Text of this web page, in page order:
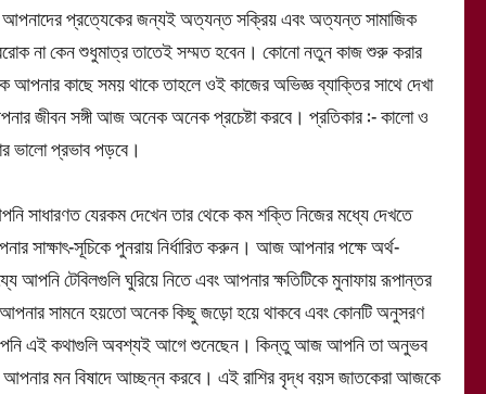
আপনাদের প্রত্যেকের জন্যই অত্যন্ত সক্রিয় এবং অত্যন্ত সামাজিক
না কেন শুধুমাত্র তাতেই সম্মত হবেন। কোনো নতুন কাজ শুরু করার
কাছে সময় থাকে তাহলে ওই কাজের অভিজ্ঞ ব্যাক্তির সাথে দেখা
জীবন সঙ্গী আজ অনেক অনেক প্রচেষ্টা করবে। প্রতিকার :- কালো ও
ভালো প্রভাব পড়বে।
যেরকম দেখেন তার থেকে কম শক্তি নিজের মধ্যে দেখতে
সাক্ষাৎ-সূচিকে পুনরায় নির্ধারিত করুন। আজ আপনার পক্ষে অর্থ-
আপনি টেবিলগুলি ঘুরিয়ে নিতে এবং আপনার ক্ষতিটিকে মুনাফায় রূপান্তর
সামনে হয়তো অনেক কিছু জড়ো হয়ে থাকবে এবং কোনটি অনুসরণ
আপনি এই কথাগুলি অবশ্যই আগে শুনেছেন। কিন্তু আজ আপনি তা অনুভব
মন বিষাদে আচ্ছন্ন করবে। এই রাশির বৃদ্ধ বয়স জাতকেরা আজকে